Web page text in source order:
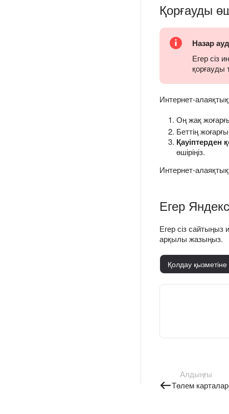
Қорғауды
Назар
Егер сіз
қорғауды
Интернет-
Оң жақ
Беттің
Қауіптерден
өшіріңіз.
Интернет-
Егер
Егер сіз сайтыңыз
арқылы жазыңыз.
Қолдау
Алдыңғы
Төлем